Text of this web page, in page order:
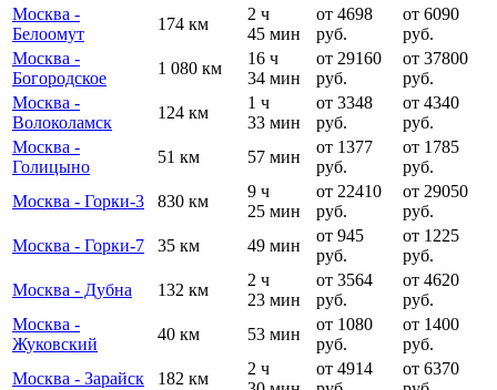
Москва -
Белоомут
174 км
2 ч
45 мин
от 4698
руб.
от 6090
руб.
Москва -
Богородское
1 080 км
16 ч
34 мин
от 29160
руб.
от 37800
руб.
Москва -
Волоколамск
124 км
1 ч
33 мин
от 3348
руб.
от 4340
руб.
Москва -
Голицыно
51 км 57 мин
от 1377
руб.
от 1785
руб.
Москва - Горки-3
830 км
9 ч
25 мин
от 22410
руб.
от 29050
руб.
Москва - Горки-7
35 км 49 мин
от 945
руб.
от 1225
руб.
Москва - Дубна
132 км
2 ч
23 мин
от 3564
руб.
от 4620
руб.
Москва -
Жуковский
40 км 53 мин
от 1080
руб.
от 1400
руб.
Москва - Зарайск
182 км
2 ч
от 4914
от 6370